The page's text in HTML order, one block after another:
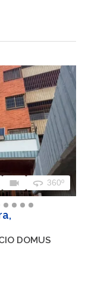
videocam 360 360º
DOMUS